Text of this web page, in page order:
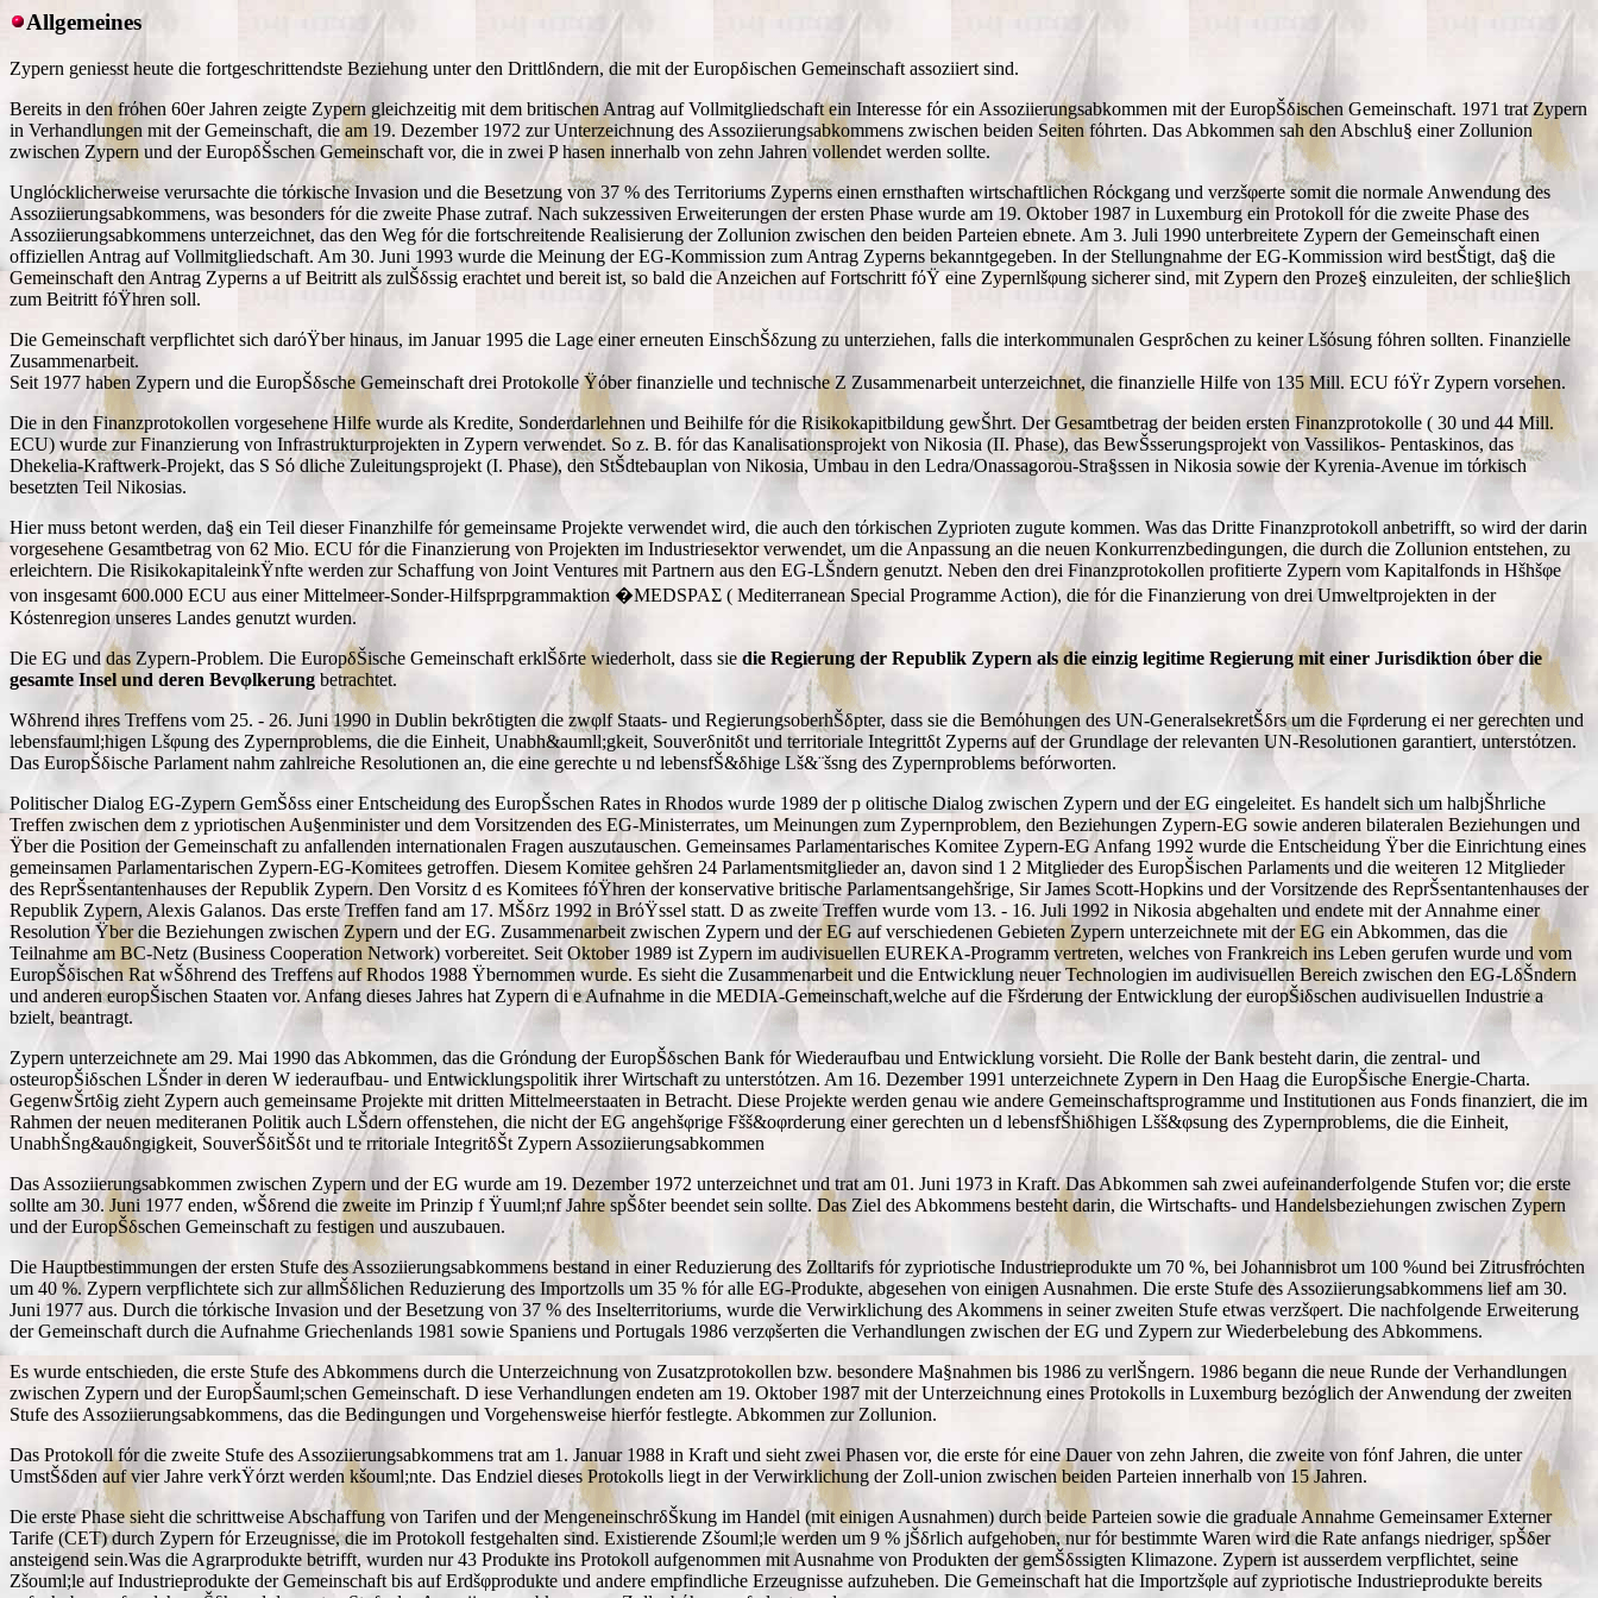
Allgemeines
Zypern geniesst heute die fortgeschrittendste Beziehung unter den Drittlδndern, die mit der Europδischen Gemeinschaft assoziiert sind.
Bereits in den frόhen 60er Jahren zeigte Zypern gleichzeitig mit dem britischen Antrag auf Vollmitgliedschaft ein Interesse fόr ein Assoziierungsabkommen mit der EuropŠδischen Gemeinschaft. 1971 trat Zypern
in Verhandlungen mit der Gemeinschaft, die am 19. Dezember 1972 zur Unterzeichnung des Assoziierungsabkommens zwischen beiden Seiten fόhrten. Das Abkommen sah den Abschlu§ einer Zollunion
zwischen Zypern und der EuropδŠschen Gemeinschaft vor, die in zwei P hasen innerhalb von zehn Jahren vollendet werden sollte.
Unglόcklicherweise verursachte die tόrkische Invasion und die Besetzung von 37 % des Territoriums Zyperns einen ernsthaften wirtschaftlichen Rόckgang und verzšφerte somit die normale Anwendung des
Assoziierungsabkommens, was besonders fόr die zweite Phase zutraf. Nach sukzessiven Erweiterungen der ersten Phase wurde am 19. Oktober 1987 in Luxemburg ein Protokoll fόr die zweite Phase des
Assoziierungsabkommens unterzeichnet, das den Weg fόr die fortschreitende Realisierung der Zollunion zwischen den beiden Parteien ebnete. Am 3. Juli 1990 unterbreitete Zypern der Gemeinschaft einen
offiziellen Antrag auf Vollmitgliedschaft. Am 30. Juni 1993 wurde die Meinung der EG-Kommission zum Antrag Zyperns bekanntgegeben. In der Stellungnahme der EG-Kommission wird bestŠtigt, da§ die
Gemeinschaft den Antrag Zyperns a uf Beitritt als zulŠδssig erachtet und bereit ist, so bald die Anzeichen auf Fortschritt fόŸ eine Zypernlšφung sicherer sind, mit Zypern den Proze§ einzuleiten, der schlie§lich
zum Beitritt fόŸhren soll.
Die Gemeinschaft verpflichtet sich darόŸber hinaus, im Januar 1995 die Lage einer erneuten EinschŠδzung zu unterziehen, falls die interkommunalen Gesprδchen zu keiner Lšόsung fόhren sollten. Finanzielle
Zusammenarbeit.
Seit 1977 haben Zypern und die EuropŠδsche Gemeinschaft drei Protokolle Ÿόber finanzielle und technische Z Zusammenarbeit unterzeichnet, die finanzielle Hilfe von 135 Mill. ECU fόŸr Zypern vorsehen.
Die in den Finanzprotokollen vorgesehene Hilfe wurde als Kredite, Sonderdarlehnen und Beihilfe fόr die Risikokapitbildung gewŠhrt. Der Gesamtbetrag der beiden ersten Finanzprotokolle ( 30 und 44 Mill.
ECU) wurde zur Finanzierung von Infrastrukturprojekten in Zypern verwendet. So z. B. fόr das Kanalisationsprojekt von Nikosia (II. Phase), das BewŠsserungsprojekt von Vassilikos- Pentaskinos, das
Dhekelia-Kraftwerk-Projekt, das S Sό dliche Zuleitungsprojekt (I. Phase), den StŠdtebauplan von Nikosia, Umbau in den Ledra/Onassagorou-Stra§ssen in Nikosia sowie der Kyrenia-Avenue im tόrkisch
besetzten Teil Nikosias.
Hier muss betont werden, da§ ein Teil dieser Finanzhilfe fόr gemeinsame Projekte verwendet wird, die auch den tόrkischen Zyprioten zugute kommen. Was das Dritte Finanzprotokoll anbetrifft, so wird der darin
vorgesehene Gesamtbetrag von 62 Mio. ECU fόr die Finanzierung von Projekten im Industriesektor verwendet, um die Anpassung an die neuen Konkurrenzbedingungen, die durch die Zollunion entstehen, zu
erleichtern. Die RisikokapitaleinkŸnfte werden zur Schaffung von Joint Ventures mit Partnern aus den EG-LŠndern genutzt. Neben den drei Finanzprotokollen profitierte Zypern vom Kapitalfonds in Hšhšφe
von insgesamt 600.000 ECU aus einer Mittelmeer-Sonder-Hilfsprpgrammaktion �MEDSPAΣ ( Mediterranean Special Programme Action), die fόr die Finanzierung von drei Umweltprojekten in der
Kόstenregion unseres Landes genutzt wurden.
Die EG und das Zypern-Problem. Die EuropδŠische Gemeinschaft erklŠδrte wiederholt, dass sie die Regierung der Republik Zypern als die einzig legitime Regierung mit einer Jurisdiktion όber die
gesamte Insel und deren Bevφlkerung betrachtet.
Wδhrend ihres Treffens vom 25. - 26. Juni 1990 in Dublin bekrδtigten die zwφlf Staats- und RegierungsoberhŠδpter, dass sie die Bemόhungen des UN-GeneralsekretŠδrs um die Fφrderung ei ner gerechten und
lebensfauml;higen Lšφung des Zypernproblems, die die Einheit, Unabh&aumll;gkeit, Souverδnitδt und territoriale Integrittδt Zyperns auf der Grundlage der relevanten UN-Resolutionen garantiert, unterstόtzen.
Das EuropŠδische Parlament nahm zahlreiche Resolutionen an, die eine gerechte u nd lebensfŠ&δhige Lš&¨šsng des Zypernproblems befόrworten.
Politischer Dialog EG-Zypern GemŠδss einer Entscheidung des EuropŠschen Rates in Rhodos wurde 1989 der p olitische Dialog zwischen Zypern und der EG eingeleitet. Es handelt sich um halbjŠhrliche
Treffen zwischen dem z ypriotischen Au§enminister und dem Vorsitzenden des EG-Ministerrates, um Meinungen zum Zypernproblem, den Beziehungen Zypern-EG sowie anderen bilateralen Beziehungen und
Ÿber die Position der Gemeinschaft zu anfallenden internationalen Fragen auszutauschen. Gemeinsames Parlamentarisches Komitee Zypern-EG Anfang 1992 wurde die Entscheidung Ÿber die Einrichtung eines
gemeinsamen Parlamentarischen Zypern-EG-Komitees getroffen. Diesem Komitee gehšren 24 Parlamentsmitglieder an, davon sind 1 2 Mitglieder des EuropŠischen Parlaments und die weiteren 12 Mitglieder
des ReprŠsentantenhauses der Republik Zypern. Den Vorsitz d es Komitees fόŸhren der konservative britische Parlamentsangehšrige, Sir James Scott-Hopkins und der Vorsitzende des ReprŠsentantenhauses der
Republik Zypern, Alexis Galanos. Das erste Treffen fand am 17. MŠδrz 1992 in BrόŸssel statt. D as zweite Treffen wurde vom 13. - 16. Juli 1992 in Nikosia abgehalten und endete mit der Annahme einer
Resolution Ÿber die Beziehungen zwischen Zypern und der EG. Zusammenarbeit zwischen Zypern und der EG auf verschiedenen Gebieten Zypern unterzeichnete mit der EG ein Abkommen, das die
Teilnahme am BC-Netz (Business Cooperation Network) vorbereitet. Seit Oktober 1989 ist Zypern im audivisuellen EUREKA-Programm vertreten, welches von Frankreich ins Leben gerufen wurde und vom
EuropŠδischen Rat wŠδhrend des Treffens auf Rhodos 1988 Ÿbernommen wurde. Es sieht die Zusammenarbeit und die Entwicklung neuer Technologien im audivisuellen Bereich zwischen den EG-LδŠndern
und anderen europŠischen Staaten vor. Anfang dieses Jahres hat Zypern di e Aufnahme in die MEDIA-Gemeinschaft,welche auf die Fšrderung der Entwicklung der europŠiδschen audivisuellen Industrie a
bzielt, beantragt.
Zypern unterzeichnete am 29. Mai 1990 das Abkommen, das die Grόndung der EuropŠδschen Bank fόr Wiederaufbau und Entwicklung vorsieht. Die Rolle der Bank besteht darin, die zentral- und
osteuropŠiδschen LŠnder in deren W iederaufbau- und Entwicklungspolitik ihrer Wirtschaft zu unterstόtzen. Am 16. Dezember 1991 unterzeichnete Zypern in Den Haag die EuropŠische Energie-Charta.
GegenwŠrtδig zieht Zypern auch gemeinsame Projekte mit dritten Mittelmeerstaaten in Betracht. Diese Projekte werden genau wie andere Gemeinschaftsprogramme und Institutionen aus Fonds finanziert, die im
Rahmen der neuen mediteranen Politik auch LŠdern offenstehen, die nicht der EG angehšφrige Fšš&oφrderung einer gerechten un d lebensfŠhiδhigen Lšš&φsung des Zypernproblems, die die Einheit,
UnabhŠng&auδngigkeit, SouverŠδitŠδt und te rritoriale IntegritδŠt Zypern Assoziierungsabkommen
Das Assoziierungsabkommen zwischen Zypern und der EG wurde am 19. Dezember 1972 unterzeichnet und trat am 01. Juni 1973 in Kraft. Das Abkommen sah zwei aufeinanderfolgende Stufen vor; die erste
sollte am 30. Juni 1977 enden, wŠδrend die zweite im Prinzip f Ÿuuml;nf Jahre spŠδter beendet sein sollte. Das Ziel des Abkommens besteht darin, die Wirtschafts- und Handelsbeziehungen zwischen Zypern
und der EuropŠδschen Gemeinschaft zu festigen und auszubauen.
Die Hauptbestimmungen der ersten Stufe des Assoziierungsabkommens bestand in einer Reduzierung des Zolltarifs fόr zypriotische Industrieprodukte um 70 %, bei Johannisbrot um 100 %und bei Zitrusfrόchten
um 40 %. Zypern verpflichtete sich zur allmŠδlichen Reduzierung des Importzolls um 35 % fόr alle EG-Produkte, abgesehen von einigen Ausnahmen. Die erste Stufe des Assoziierungsabkommens lief am 30.
Juni 1977 aus. Durch die tόrkische Invasion und der Besetzung von 37 % des Inselterritoriums, wurde die Verwirklichung des Akommens in seiner zweiten Stufe etwas verzšφert. Die nachfolgende Erweiterung
der Gemeinschaft durch die Aufnahme Griechenlands 1981 sowie Spaniens und Portugals 1986 verzφšerten die Verhandlungen zwischen der EG und Zypern zur Wiederbelebung des Abkommens.
Es wurde entschieden, die erste Stufe des Abkommens durch die Unterzeichnung von Zusatzprotokollen bzw. besondere Ma§nahmen bis 1986 zu verlŠngern. 1986 begann die neue Runde der Verhandlungen
zwischen Zypern und der EuropŠauml;schen Gemeinschaft. D iese Verhandlungen endeten am 19. Oktober 1987 mit der Unterzeichnung eines Protokolls in Luxemburg bezόglich der Anwendung der zweiten
Stufe des Assoziierungsabkommens, das die Bedingungen und Vorgehensweise hierfόr festlegte. Abkommen zur Zollunion.
Das Protokoll fόr die zweite Stufe des Assoziierungsabkommens trat am 1. Januar 1988 in Kraft und sieht zwei Phasen vor, die erste fόr eine Dauer von zehn Jahren, die zweite von fόnf Jahren, die unter
UmstŠδden auf vier Jahre verkŸόrzt werden kšouml;nte. Das Endziel dieses Protokolls liegt in der Verwirklichung der Zoll-union zwischen beiden Parteien innerhalb von 15 Jahren.
Die erste Phase sieht die schrittweise Abschaffung von Tarifen und der MengeneinschrδŠkung im Handel (mit einigen Ausnahmen) durch beide Parteien sowie die graduale Annahme Gemeinsamer Externer
Tarife (CET) durch Zypern fόr Erzeugnisse, die im Protokoll festgehalten sind. Existierende Zšouml;le werden um 9 % jŠδrlich aufgehoben, nur fόr bestimmte Waren wird die Rate anfangs niedriger, spŠδer
ansteigend sein.Was die Agrarprodukte betrifft, wurden nur 43 Produkte ins Protokoll aufgenommen mit Ausnahme von Produkten der gemŠδssigten Klimazone. Zypern ist ausserdem verpflichtet, seine
Zšouml;le auf Industrieprodukte der Gemeinschaft bis auf Erdšφprodukte und andere empfindliche Erzeugnisse aufzuheben. Die Gemeinschaft hat die Importzšφle auf zypriotische Industrieprodukte bereits